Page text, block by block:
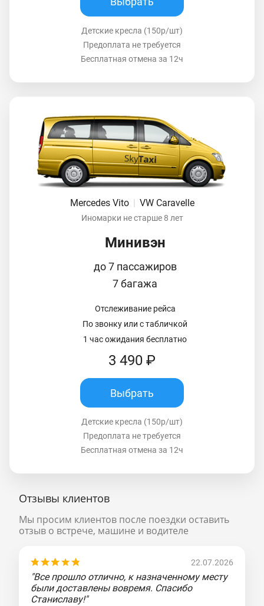
Детские кресла (150р/шт)
Предоплата не требуется
Бесплатная отмена за 12ч
Mercedes Vito VW Caravelle
Иномарки не старше 8 лет
Минивэн
до 7 пассажиров
7 багажа
Отслеживание рейса
По звонку или с табличкой
1 час ожидания бесплатно
3 490 ₽
Выбрать
Детские кресла (150р/шт)
Предоплата не требуется
Бесплатная отмена за 12ч
Отзывы клиентов
Мы просим клиентов после поездки оставить
отзыв о встрече, машине и водителе
22.07.2026
"Все прошло отлично, к назначенному месту
были доставлены вовремя. Спасибо
Станиславу!"